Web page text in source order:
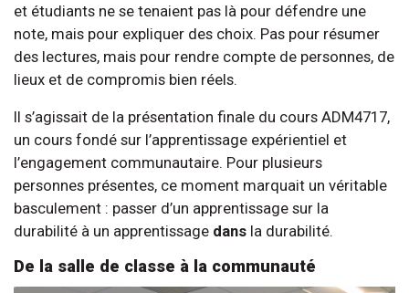
et étudiants ne se tenaient pas là pour défendre une
note, mais pour expliquer des choix. Pas pour résumer
des lectures, mais pour rendre compte de personnes, de
lieux et de compromis bien réels.
Il s’agissait de la présentation finale du cours ADM4717,
un cours fondé sur l’apprentissage expérientiel et
l’engagement communautaire. Pour plusieurs
personnes présentes, ce moment marquait un véritable
basculement : passer d’un apprentissage sur la
durabilité à un apprentissage dans la durabilité.
De la salle de classe à la communauté